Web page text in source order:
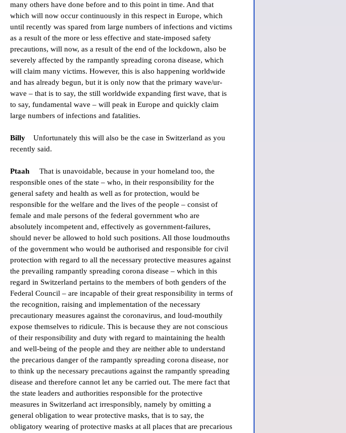
many others have done before and to this point in time. And that
which will now occur continuously in this respect in Europe, which
until recently was spared from large numbers of infections and victims
as a result of the more or less effective and state-imposed safety
precautions, will now, as a result of the end of the lockdown, also be
severely affected by the rampantly spreading corona disease, which
will claim many victims. However, this is also happening worldwide
and has already begun, but it is only now that the primary wave/ur-
wave – that is to say, the still worldwide expanding first wave, that is
to say, fundamental wave – will peak in Europe and quickly claim
large numbers of infections and fatalities.
Billy Unfortunately this will also be the case in Switzerland as you
recently said.
Ptaah That is unavoidable, because in your homeland too, the
responsible ones of the state – who, in their responsibility for the
general safety and health as well as for protection, would be
responsible for the welfare and the lives of the people – consist of
female and male persons of the federal government who are
absolutely incompetent and, effectively as government-failures,
should never be allowed to hold such positions. All those loudmouths
of the government who would be authorised and responsible for civil
protection with regard to all the necessary protective measures against
the prevailing rampantly spreading corona disease – which in this
regard in Switzerland pertains to the members of both genders of the
Federal Council – are incapable of their great responsibility in terms of
the recognition, raising and implementation of the necessary
precautionary measures against the coronavirus, and loud-mouthily
expose themselves to ridicule. This is because they are not conscious
of their responsibility and duty with regard to maintaining the health
and well-being of the people and they are neither able to understand
the precarious danger of the rampantly spreading corona disease, nor
to think up the necessary precautions against the rampantly spreading
disease and therefore cannot let any be carried out. The mere fact that
the state leaders and authorities responsible for the protective
measures in Switzerland act irresponsibly, namely by omitting a
general obligation to wear protective masks, that is to say, the
obligatory wearing of protective masks at all places that are precarious